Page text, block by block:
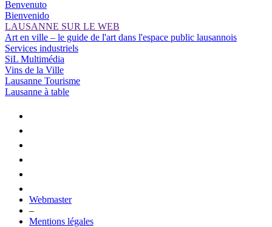
Benvenuto
Bienvenido
LAUSANNE SUR LE WEB
Art en ville – le guide de l'art dans l'espace public lausannois
Services industriels
SiL Multimédia
Vins de la Ville
Lausanne Tourisme
Lausanne à table
Webmaster
–
Mentions légales